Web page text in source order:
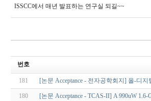
ISSCC에서 매년 발표하는 연구실 되길~~
번호
181 [논문 Acceptance - 전자공학회지] 올-디
180 [논문 Acceptance - TCAS-II] A 990uW 1.6-